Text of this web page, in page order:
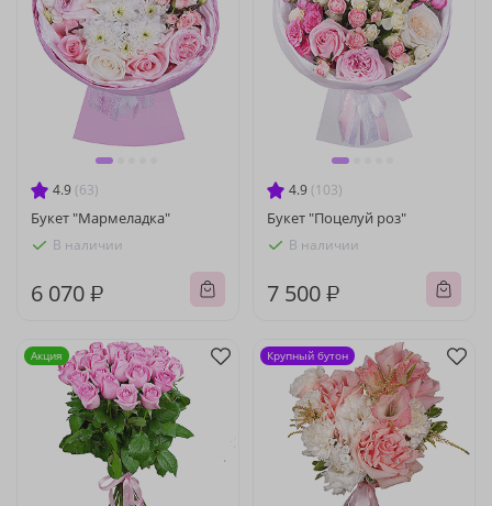
4.9 (63)
Букет "Мармеладка"
В наличии
6 070 ₽
4.9 (103)
Букет "Поцелуй роз"
В наличии
7 500 ₽
Акция Крупный бутон